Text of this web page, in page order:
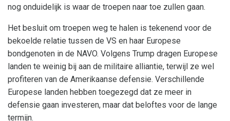
nog onduidelijk is waar de troepen naar toe zullen gaan.
Het besluit om troepen weg te halen is tekenend voor de
bekoelde relatie tussen de VS en haar Europese
bondgenoten in de NAVO. Volgens Trump dragen Europese
landen te weinig bij aan de militaire alliantie, terwijl ze wel
profiteren van de Amerikaanse defensie. Verschillende
Europese landen hebben toegezegd dat ze meer in
defensie gaan investeren, maar dat beloftes voor de lange
termijn.